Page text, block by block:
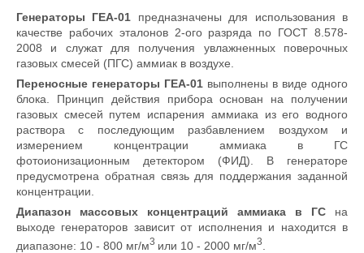
Генераторы ГЕА-01 предназначены для использования в
качестве рабочих эталонов 2-ого разряда по ГОСТ 8.578-
2008 и служат для получения увлажненных поверочных
газовых смесей (ПГС) аммиак в воздухе.
Переносные генераторы ГЕА-01 выполнены в виде одного
блока. Принцип действия прибора основан на получении
газовых смесей путем испарения аммиака из его водного
раствора с последующим разбавлением воздухом и
измерением концентрации аммиака в ГС
фотоионизационным детектором (ФИД). В генераторе
предусмотрена обратная связь для поддержания заданной
концентрации.
Диапазон массовых концентраций аммиака в ГС на
выходе генераторов зависит от исполнения и находится в
диапазоне: 10 - 800 мг/м3 или 10 - 2000 мг/м3